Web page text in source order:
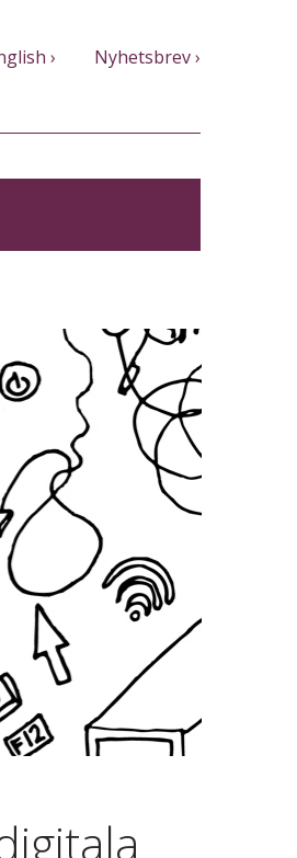
Nyhetsbrev